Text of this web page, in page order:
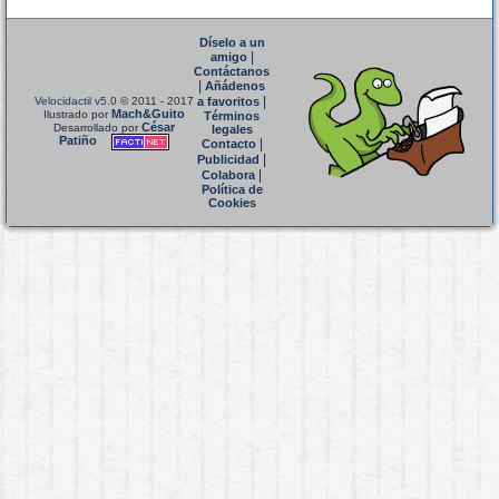
Velocidactil v5.0 © 2011 - 2017
Ilustrado porMach&Guito
Desarrollado porCésar
Patiño
Díselo a un
amigo|
Contáctanos
Añádenos
a favoritos
Términos
legales
Contacto|
Publicidad
Colabora|
Política de
Cookies